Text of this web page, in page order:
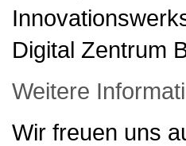
Digital Zentrum
Weitere
Wir freuen uns